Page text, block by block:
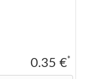
0.35 €*